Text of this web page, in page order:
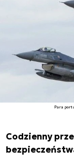
Para
Codzienny